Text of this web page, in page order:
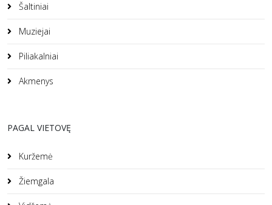
Šaltiniai
Muziejai
Piliakalniai
Akmenys
PAGAL VIETOVĘ
Kuržemė
Žiemgala